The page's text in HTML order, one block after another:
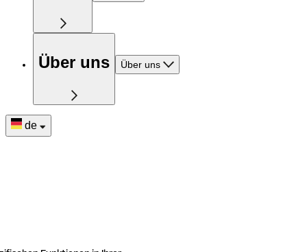
Über uns Über uns
de